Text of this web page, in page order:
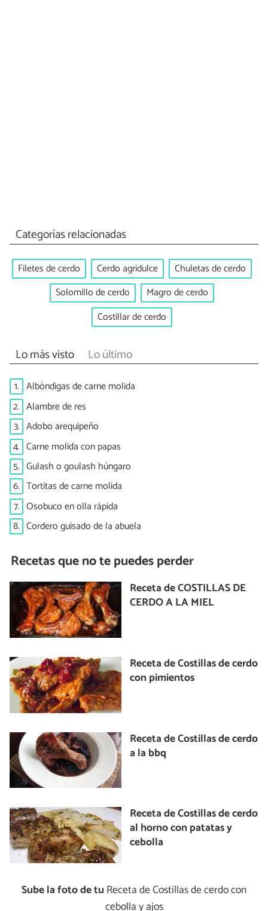
Categorías relacionadas
Filetes de cerdo Cerdo agridulce
Chuletas de cerdo
Solomillo de cerdo
Magro de cerdo
Costillar de cerdo
Lo más visto Lo último
1. Albóndigas de carne molida
2. Alambre de res
3. Adobo arequipeño
4. Carne molida con papas
5. Gulash o goulash húngaro
6. Tortitas de carne molida
7. Osobuco en olla rápida
8. Cordero guisado de la abuela
Recetas que no te puedes perder
Receta de COSTILLAS DE
CERDO A LA MIEL
Receta de Costillas de cerdo
con pimientos
Receta de Costillas de cerdo
a la bbq
Receta de Costillas de cerdo
al horno con patatas y
cebolla
Sube la foto de tu Receta de Costillas de cerdo con
cebolla y ajos